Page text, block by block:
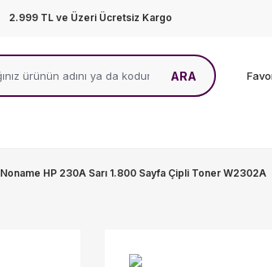
2.999 TL ve Üzeri Ücretsiz Kargo
ARA
Noname HP 230A Sarı 1.800 Sayfa Çipli Toner W2302A